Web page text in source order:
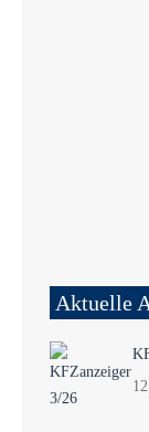
Aktuelle